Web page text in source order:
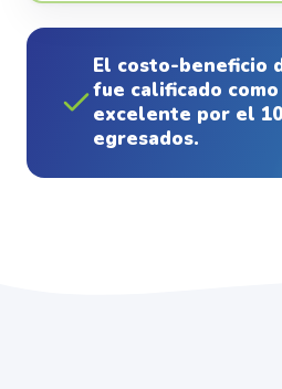
El costo-beneficio
fue calificado
excelente por el
egresados.